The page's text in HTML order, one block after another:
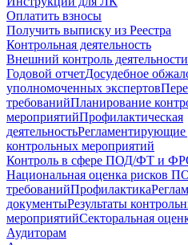
Оплатить взносы
Получить выписку из Реестра
Контрольная деятельность
Внешний контроль деятельности
Годовой отчетДосудебное
уполномоченных экспертов
требованийПланирование
мероприятийПрофилактическая
деятельность
контрольных мероприятий
Контроль в сфере ПОД/ФТ и
Национальная оценка
требованийПрофилактика
документыРезультаты
мероприятийСекторальная
Аудиторам